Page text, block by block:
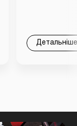
Детальніше